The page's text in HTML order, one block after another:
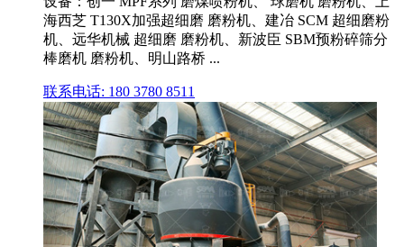
海西芝 T130X加强超细磨 磨粉机、建冶 SCM 超细磨粉
机、远华机械 超细磨 磨粉机、新波臣 SBM预粉碎筛分
棒磨机 磨粉机、明山路桥 ...
联系电话: 180 3780 8511